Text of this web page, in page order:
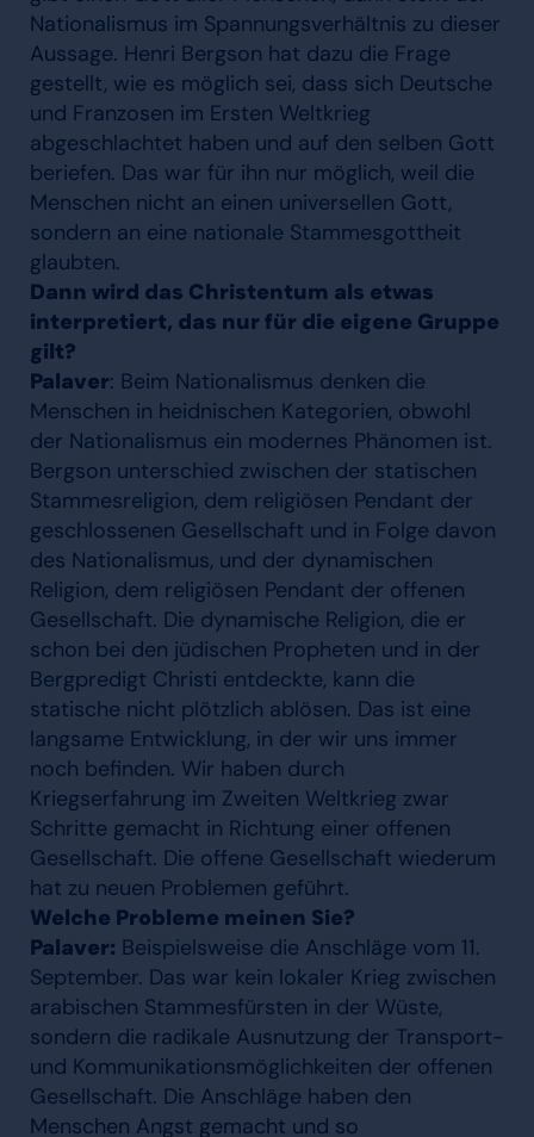
Nationalismus im Spannungsverhältnis zu dieser
Aussage. Henri Bergson hat dazu die Frage
gestellt, wie es möglich sei, dass sich Deutsche
und Franzosen im Ersten Weltkrieg
abgeschlachtet haben und auf den selben Gott
beriefen. Das war für ihn nur möglich, weil die
Menschen nicht an einen universellen Gott,
sondern an eine nationale Stammesgottheit
glaubten.
Dann wird das Christentum als etwas
interpretiert, das nur für die eigene Gruppe
gilt?
Palaver: Beim Nationalismus denken die
Menschen in heidnischen Kategorien, obwohl
der Nationalismus ein modernes Phänomen ist.
Bergson unterschied zwischen der statischen
Stammesreligion, dem religiösen Pendant der
geschlossenen Gesellschaft und in Folge davon
des Nationalismus, und der dynamischen
Religion, dem religiösen Pendant der offenen
Gesellschaft. Die dynamische Religion, die er
schon bei den jüdischen Propheten und in der
Bergpredigt Christi entdeckte, kann die
statische nicht plötzlich ablösen. Das ist eine
langsame Entwicklung, in der wir uns immer
noch befinden. Wir haben durch
Kriegserfahrung im Zweiten Weltkrieg zwar
Schritte gemacht in Richtung einer offenen
Gesellschaft. Die offene Gesellschaft wiederum
hat zu neuen Problemen geführt.
Welche Probleme meinen Sie?
Palaver: Beispielsweise die Anschläge vom 11.
September. Das war kein lokaler Krieg zwischen
arabischen Stammesfürsten in der Wüste,
sondern die radikale Ausnutzung der Transport-
und Kommunikationsmöglichkeiten der offenen
Gesellschaft. Die Anschläge haben den
Menschen Angst gemacht und so